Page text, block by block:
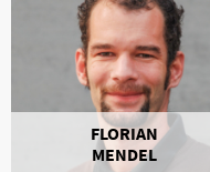
FLORIAN
MENDEL